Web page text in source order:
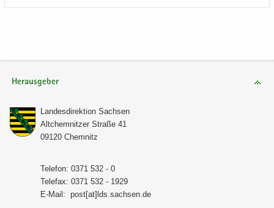
Herausgeber
Lan­des­di­rek­ti­on Sach­sen
Alt­chem­nit­zer Stra­ße 41
09120 Chem­nitz
Te­le­fon: 0371 532 - 0
Te­le­fax: 0371 532 - 1929
E-​Mail: post[at]lds.sach­sen.de